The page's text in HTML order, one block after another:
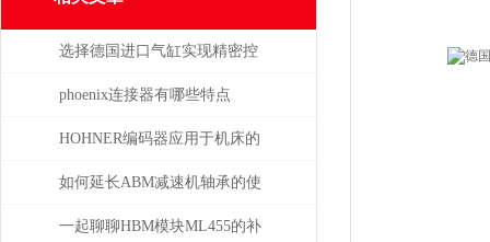
选择德国进口气缸实现精密控
制和动力传输
phoenix连接器有哪些特点
HOHNER编码器应用于机床的
位移测量和主轴控制
如何延长ABM减速机轴承的使
用寿命
一起聊聊HBM模块ML455的补